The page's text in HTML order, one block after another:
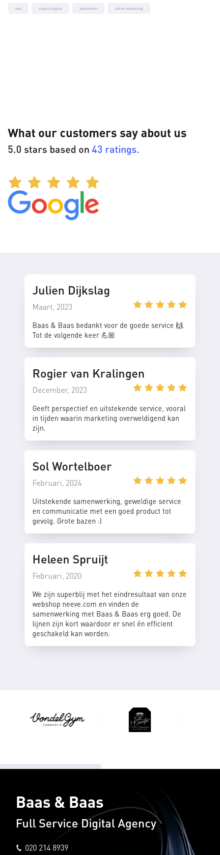
sea search engine adverteren online marketing
What our customers say about us
5.0 stars based on 43 ratings.
Julien Dijkslag
Maart, 2023
Baas & Baas bedankt voor de goede service 🙌.
Tot de volgende keer 💪🏼
Rogier van Kralingen
December, 2023
Geeft perspectief en uitstekende service, vooral
in tijden waarin marketing overweldigend kan
zijn.
Sol Wortelboer
Februari, 2024
Uitstekende samenwerking, geweldige service
en communicatie met een goed product tot
gevolg. Grote bazen :)
Heleen Spruijt
Februari, 2020
We zijn superblij met het eindresultaat van onze
webshop neeve.com en vinden de
samenwerking met Baas & Baas erg goed. De
lijnen zijn kort waardoor er snel én efficient
geschakeld kan worden.
Baas & Baas
Full Service Digital Agency
020 214 8939